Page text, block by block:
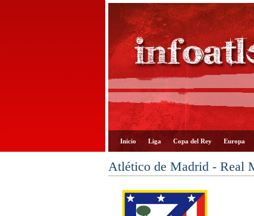
Inicio Liga Copa del Rey Europa
Atlético de Madrid - Real